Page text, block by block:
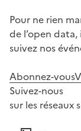
Pour ne rien
de l’open
suivez nos
Abonnez-vous
Suivez-nous
sur les réseaux